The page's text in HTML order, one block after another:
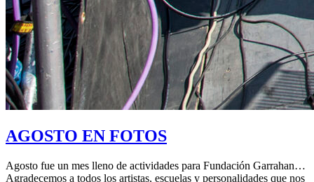
AGOSTO EN FOTOS
Agosto fue un mes lleno de actividades para Fundación Garrahan…
Agradecemos a todos los artistas, escuelas y personalidades que nos